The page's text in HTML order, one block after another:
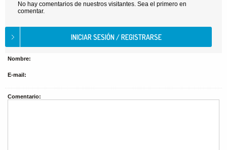
No hay comentarios de nuestros visitantes. Sea el primero en
comentar.
Nombre:
E-mail:
Comentario: